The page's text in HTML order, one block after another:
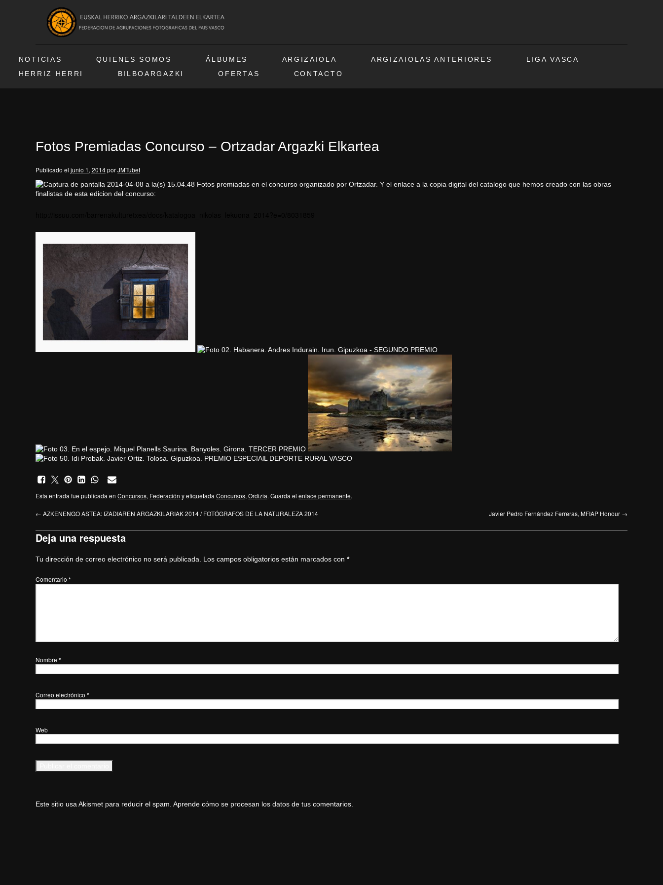
NOTICIAS QUIENES SOMOS ÁLBUMES ARGIZAIOLA ARGIZAIOLAS ANTERIORES
LIGA VASCA
HERRIZ HERRI
BILBOARGAZKI OFERTAS CONTACTO
Fotos Premiadas Concurso – Ortzadar Argazki Elkartea
Publicado el junio 1, 2014porJMTubet
Fotos premiadas en el concurso organizado por Ortzadar. Y el enlace a la copia digital del catalogo que hemos creado con las obras
finalistas de esta edicion del concurso:
Esta entrada fue publicada en Concursos, Federación y etiquetada Concursos, Ordizia. Guarda el enlace permanente.
← AZKENENGO ASTEA: IZADIAREN ARGAZKILARIAK 2014 / FOTÓGRAFOS DE LA NATURALEZA 2014 Javier Pedro Fernández Ferreras, MFIAP Honour →
Deja una respuesta
Tu dirección de correo electrónico no será publicada. Los campos obligatorios están marcados con *
Comentario *
Nombre *
Correo electrónico *
Web
Este sitio usa Akismet para reducir el spam. Aprende cómo se procesan los datos de tus comentarios.